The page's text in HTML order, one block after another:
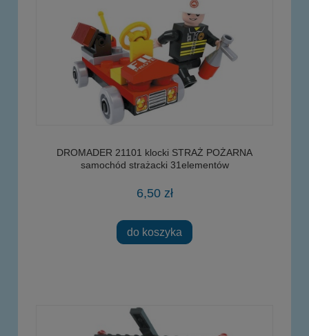
DROMADER 21101 klocki STRAŻ POŻARNA
samochód strażacki 31elementów
6,50 zł
do koszyka